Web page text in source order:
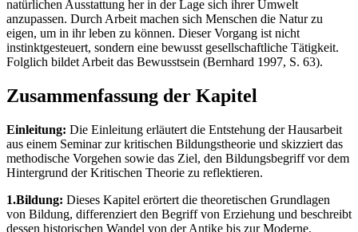
natürlichen Ausstattung her in der Lage sich ihrer Umwelt
anzupassen. Durch Arbeit machen sich Menschen die Natur zu
eigen, um in ihr leben zu können. Dieser Vorgang ist nicht
instinktgesteuert, sondern eine bewusst gesellschaftliche Tätigkeit.
Folglich bildet Arbeit das Bewusstsein (Bernhard 1997, S. 63).
Zusammenfassung der Kapitel
Einleitung: Die Einleitung erläutert die Entstehung der Hausarbeit
aus einem Seminar zur kritischen Bildungstheorie und skizziert das
methodische Vorgehen sowie das Ziel, den Bildungsbegriff vor dem
Hintergrund der Kritischen Theorie zu reflektieren.
1.Bildung: Dieses Kapitel erörtert die theoretischen Grundlagen
von Bildung, differenziert den Begriff von Erziehung und beschreibt
dessen historischen Wandel von der Antike bis zur Moderne.